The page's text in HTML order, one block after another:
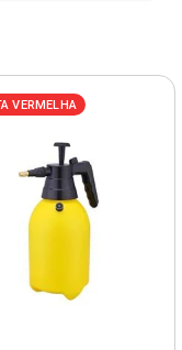
VERMELHA